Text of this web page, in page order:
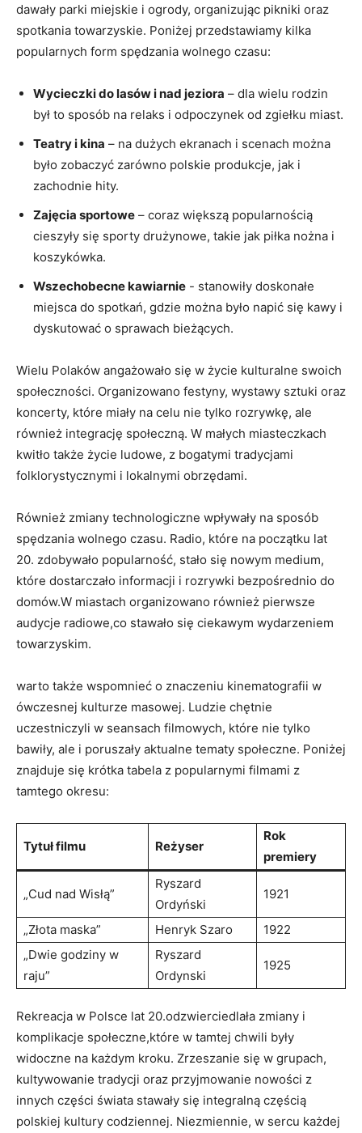
dawały parki miejskie i ogrody, organizując pikniki oraz
spotkania towarzyskie. Poniżej przedstawiamy kilka
popularnych form spędzania wolnego czasu:
Wycieczki do lasów i nad jeziora – dla wielu ⁣rodzin
⁢był to sposób na ⁤relaks i odpoczynek od zgiełku miast.
Teatry i kina – na dużych⁣ ekranach i scenach można
było zobaczyć zarówno ‍polskie produkcje, jak i
⁣zachodnie hity.
Zajęcia sportowe – coraz ​większą ‍popularnością
cieszyły się sporty⁤ drużynowe, takie⁣ jak piłka nożna i
koszykówka.
Wszechobecne kawiarnie ⁢- stanowiły doskonałe
‍miejsca do spotkań,⁣ gdzie można ‍było‍ napić się kawy i
dyskutować o sprawach bieżących.
Wielu Polaków angażowało‌ się‍ w życie kulturalne swoich
społeczności. Organizowano‌ festyny,‍ wystawy ⁤sztuki oraz
koncerty, które miały na celu nie tylko rozrywkę, ‍ale
również​ integrację społeczną. ​W małych‍ miasteczkach
kwitło także życie ⁣ludowe, z​ bogatymi tradycjami
folklorystycznymi⁣ i ⁢lokalnymi obrzędami.
Również zmiany‌ technologiczne wpływały na ​sposób
spędzania wolnego czasu. Radio, które na początku lat
20. zdobywało popularność, stało się⁢ nowym medium,
które dostarczało informacji i rozrywki bezpośrednio do
domów.W miastach organizowano również ‌pierwsze
audycje radiowe,co stawało się ciekawym wydarzeniem
towarzyskim.
warto także ‌wspomnieć o znaczeniu kinematografii w
ówczesnej kulturze masowej.‌ Ludzie chętnie
uczestniczyli w seansach filmowych, które nie tylko
bawiły, ale i ⁤poruszały aktualne tematy społeczne. Poniżej
⁢znajduje się krótka tabela z popularnymi filmami z⁤
tamtego okresu:
Tytuł filmu Reżyser
Rok⁤
premiery
„Cud nad Wisłą”
Ryszard
Ordyński
1921
„Złota maska” Henryk Szaro
1922
„Dwie godziny w⁢
raju”
Ryszard
Ordynski
1925
Rekreacja w Polsce ⁢lat 20.odzwierciedlała zmiany i
komplikacje społeczne,które w⁤ tamtej chwili były
widoczne na każdym kroku. Zrzeszanie się w grupach,
kultywowanie⁢ tradycji oraz przyjmowanie nowości z
innych części świata stawały ​się integralną częścią
polskiej‌ kultury codziennej. Niezmiennie, w sercu każdej